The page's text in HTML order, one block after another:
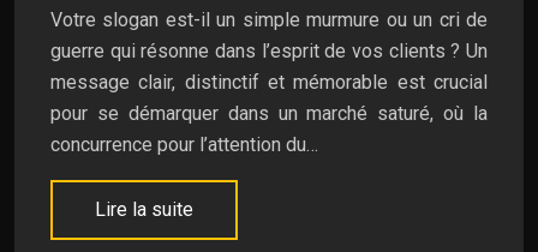
Votre slogan est-il un simple murmure ou un cri de
guerre qui résonne dans l’esprit de vos clients ? Un
message clair, distinctif et mémorable est crucial
pour se démarquer dans un marché saturé, où la
concurrence pour l’attention du…
Lire la suite